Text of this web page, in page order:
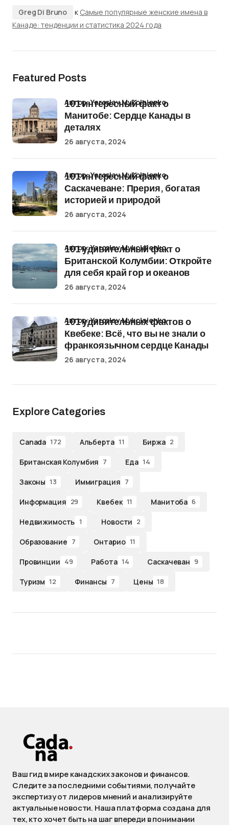
Greg Di Bruno к Самые популярные женские имена в
Канаде: тенденции и статистика 2024 года
Featured Posts
101 интересный факт о
Манитобе: Сердце Канады в
деталях
Автор: Yaroslav Mykolaienko
26 августа, 2024
101 интересный факт о
Саскачеване: Прерия, богатая
историей и природой
Автор: Yaroslav Mykolaienko
26 августа, 2024
101 удивительный факт о
Британской Колумбии: Откройте
для себя край гор и океанов
Автор: Yaroslav Mykolaienko
26 августа, 2024
101 удивительных фактов о
Квебеке: Всё, что вы не знали о
франкоязычном сердце Канады
Автор: Yaroslav Mykolaienko
26 августа, 2024
Explore Categories
Canada 172 Альберта 11 Биржа 2
Британская Колумбия 7 Еда 14
Законы 13 Иммиграция 7
Информация 29 Квебек 11 Манитоба 6
Недвижимость 1 Новости 2
Образование 7 Онтарио 11
Провинции 49 Работа 14 Саскачеван 9
Туризм 12 Финансы 7 Цены 18
Ваш гид в мире канадских законов и финансов.
Следите за последними событиями, получайте
экспертизу от лидеров мнений и анализируйте
актуальные новости. Наша платформа создана для
тех, кто хочет быть на шаг впереди в понимании